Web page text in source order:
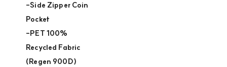
-Side Zipper Coin
Pocket
-PET 100%
Recycled Fabric
(Regen 900D)